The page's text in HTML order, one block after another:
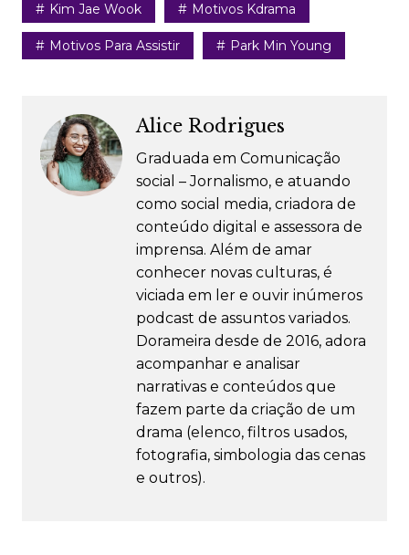
Kim Jae Wook Motivos Kdrama
Motivos Para Assistir Park Min Young
Alice Rodrigues
Graduada em Comunicação
social – Jornalismo, e atuando
como social media, criadora de
conteúdo digital e assessora de
imprensa. Além de amar
conhecer novas culturas, é
viciada em ler e ouvir inúmeros
podcast de assuntos variados.
Dorameira desde de 2016, adora
acompanhar e analisar
narrativas e conteúdos que
fazem parte da criação de um
drama (elenco, filtros usados,
fotografia, simbologia das cenas
e outros).